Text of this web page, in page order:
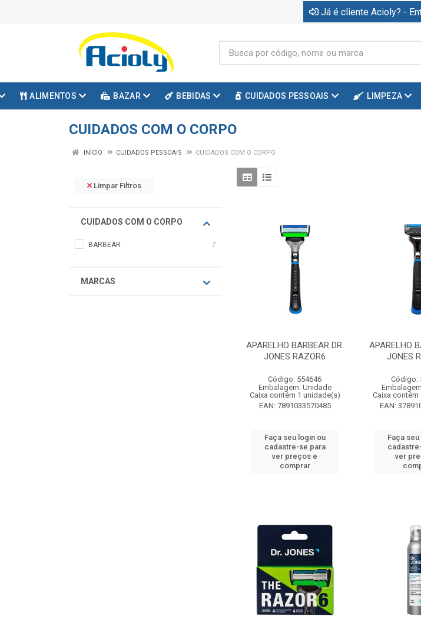
Já é cliente Acioly? -
ALIMENTOS BAZAR BEBIDAS CUIDADOS PESSOAIS LIMPEZA
CUIDADOS COM O CORPO
INÍCIO CUIDADOS PESSOAIS CUIDADOS COM O CORPO
Limpar Filtros
CUIDADOS COM O CORPO
BARBEAR 7
MARCAS
APARELHO BARBEAR DR.
JONES RAZOR6
Código: 554646
Embalagem: Unidade
Caixa contém 1 unidade(s)
EAN: 7891033570485
Faça seu login ou
cadastre-se para
ver preços e
comprar
APARELHO
JONES
Código:
Caixa
EAN:
Faça
ver